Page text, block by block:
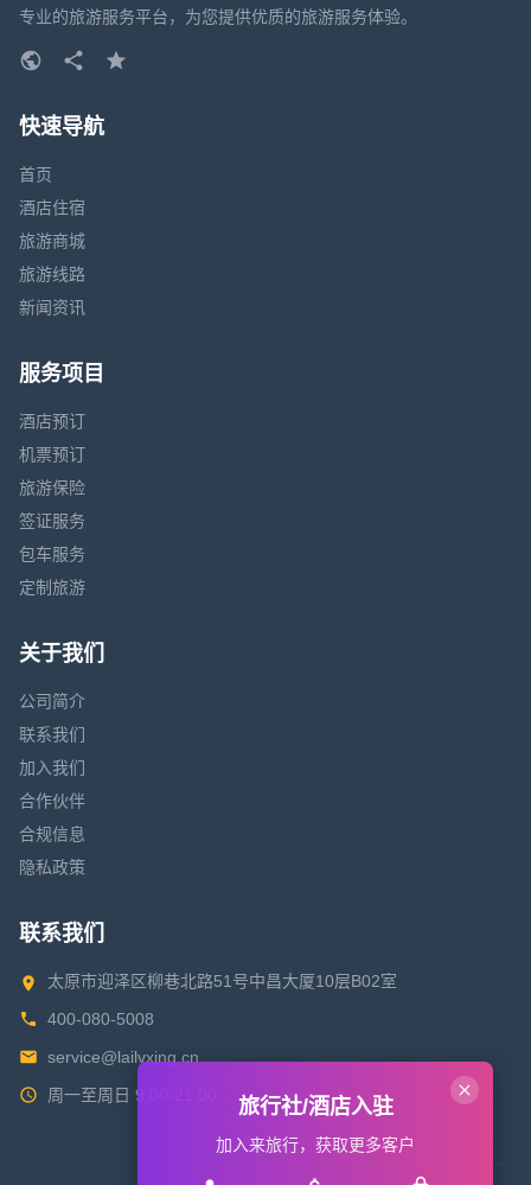
专业的旅游服务平台，为您提供优质的旅游服务体验。
快速导航
首页
酒店住宿
旅游商城
旅游线路
新闻资讯
服务项目
酒店预订
机票预订
旅游保险
签证服务
包车服务
定制旅游
关于我们
公司简介
联系我们
加入我们
合作伙伴
合规信息
隐私政策
联系我们
太原市迎泽区柳巷北路51号中昌大厦10层B02室
400-080-5008
service@lailvxing.cn
周一至周日 9:00-21:00
旅行社/酒店入驻
加入来旅行，获取更多客户